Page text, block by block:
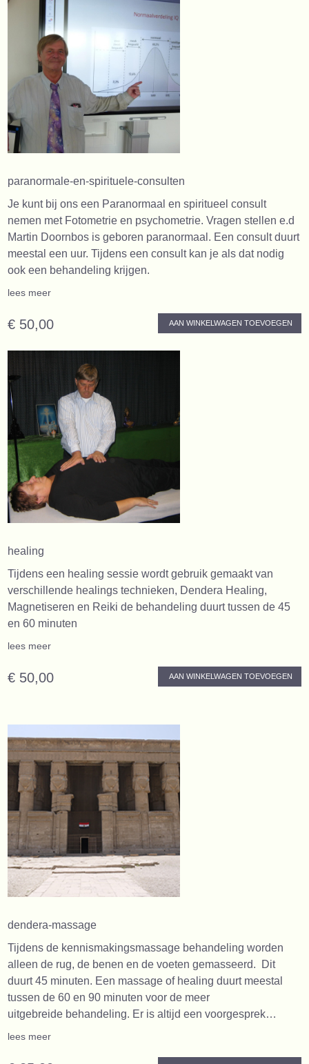
paranormale-en-spirituele-consulten
Je kunt bij ons een Paranormaal en spiritueel consult
nemen met Fotometrie en psychometrie. Vragen stellen e.d
Martin Doornbos is geboren paranormaal. Een consult duurt
meestal een uur. Tijdens een consult kan je als dat nodig
ook een behandeling krijgen.
lees meer
€ 50,00 AAN WINKELWAGEN TOEVOEGEN
healing
Tijdens een healing sessie wordt gebruik gemaakt van
verschillende healings technieken, Dendera Healing,
Magnetiseren en Reiki de behandeling duurt tussen de 45
en 60 minuten
lees meer
€ 50,00 AAN WINKELWAGEN TOEVOEGEN
dendera-massage
Tijdens de kennismakingsmassage behandeling worden
alleen de rug, de benen en de voeten gemasseerd. Dit
duurt 45 minuten. Een massage of healing duurt meestal
tussen de 60 en 90 minuten voor de meer
uitgebreide behandeling. Er is altijd een voorgesprek…
lees meer